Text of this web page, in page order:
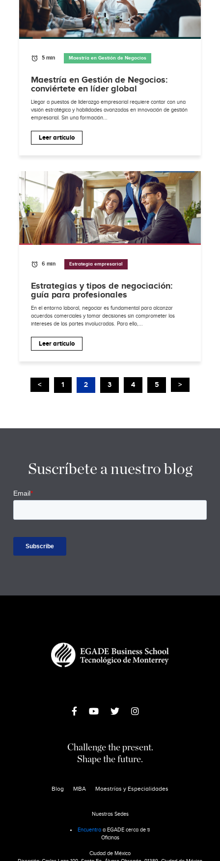
5 min Maestría en Gestión de Negocios
Maestría en Gestión de Negocios:
conviértete en líder global
Llegar a puestos de liderazgo empresarial requiere contar con una
visión estratégica y habilidades avanzadas en innovación de gestión
empresarial. Sin una formación...
Leer artículo
6 min Estrategia empresarial
Estrategias y tipos de negociación:
guía para profesionales
En el entorno laboral, negociar es fundamental para alcanzar
acuerdos comerciales y tomar decisiones sin comprometer los
intereses de las partes involucradas. Para ello,...
Leer artículo
< 1 2 3 4 5 >
Suscríbete a nuestro blog
Challenge the present.
Shape the future.
Blog MBA Maestrías y Especialidades
Nuestras Sedes
Encuentra a EGADE cerca de ti
Oficinas
Ciudad de México